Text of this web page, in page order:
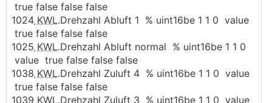
true false false false
1024 KWL.Drehzahl Abluft 1 % uint16be 1 1 0 value
true false false false
1025 KWL.Drehzahl Abluft normal % uint16be 1 1 0
value true false false false
1038 KWL.Drehzahl Zuluft 4 % uint16be 1 1 0 value
true false false false
1039 KWL.Drehzahl Zuluft 3 % uint16be 1 1 0 value